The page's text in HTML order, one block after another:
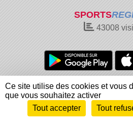
SPORTS
43008
Charte cookies
Informations légales
Signaler
Envie de participer ?
Ce site utilise des cookies et vous
que vous souhaitez activer
Tout accepter
Tout